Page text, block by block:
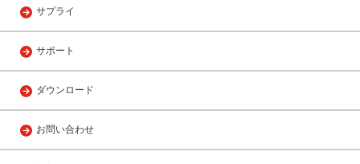
サプライ
サポート
ダウンロード
お問い合わせ